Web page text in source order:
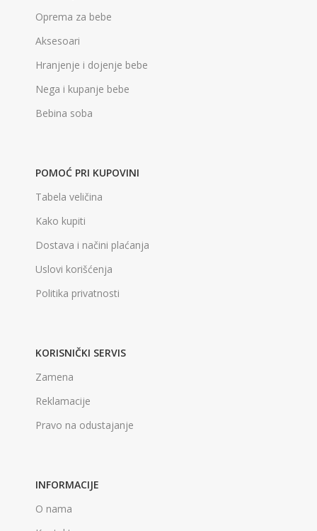
Oprema za bebe
Aksesoari
Hranjenje i dojenje bebe
Nega i kupanje bebe
Bebina soba
POMOĆ PRI KUPOVINI
Tabela veličina
Kako kupiti
Dostava i načini plaćanja
Uslovi korišćenja
Politika privatnosti
KORISNIČKI SERVIS
Zamena
Reklamacije
Pravo na odustajanje
INFORMACIJE
O nama